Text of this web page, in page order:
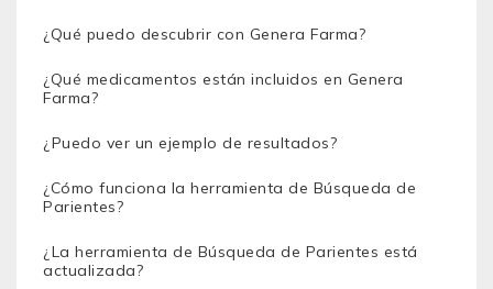
¿Qué puedo descubrir con Genera Farma?
¿Qué medicamentos están incluidos en Genera
Farma?
¿Puedo ver un ejemplo de resultados?
¿Cómo funciona la herramienta de Búsqueda de
Parientes?
¿La herramienta de Búsqueda de Parientes está
actualizada?